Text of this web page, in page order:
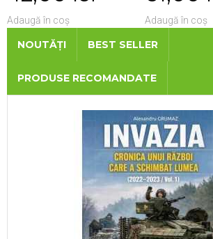
Adaugă în coș Adaugă în coș
NOUTĂȚI BEST SELLER
PRODUSE RECOMANDATE